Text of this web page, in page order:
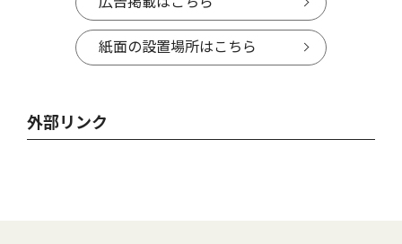
紙面の設置場所はこちら
外部リンク